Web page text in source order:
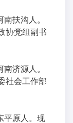
扶沟人。
协党组副书
济源人。
社会工作部
平原人。现